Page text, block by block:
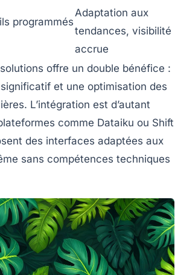
programmés
Adaptation aux
tendances, visibilité
accrue
offre un double bénéfice :
et une optimisation des
L’intégration est d’autant
comme Dataiku ou Shift
des interfaces adaptées aux
sans compétences techniques